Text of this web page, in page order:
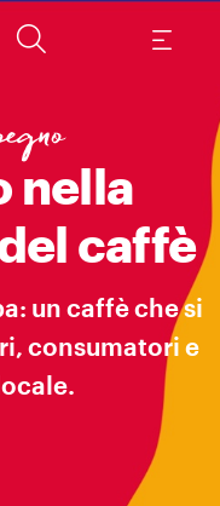
CAFFÉ Più di un
nella
caffè
un caffè che si
consumatori e